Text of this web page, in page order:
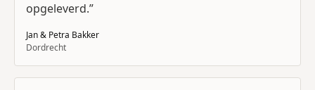
opgeleverd.”
Jan & Petra Bakker
Dordrecht